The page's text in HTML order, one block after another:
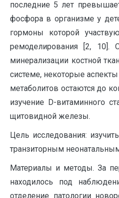
последние 5 лет
фосфора в организме у
гормоны которой
ремоделирования [2, 10].
минерализации костной
системе, некоторые
метаболитов остаются до
изучение D-витаминного
щитовидной железы.
Цель исследования:
транзиторным
Материалы и методы. За
находилось под
отделение патологии